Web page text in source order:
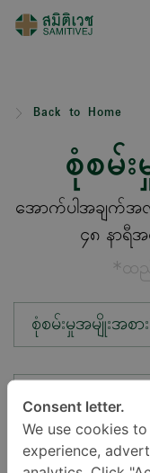
Back to Home
စုံစမ်း
အောက်ပါအချက်အလ
၄၈ နာရီအ
*ထ
စုံစမ်းမှုအမျိုးအစာ
တည်နေရာ*
Consent letter.
We use cookies
experience,